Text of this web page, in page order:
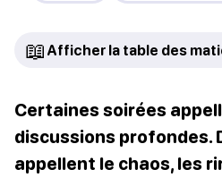
📖 Afficher la table des
Certaines soirées
discussions profondes.
appellent le chaos, les